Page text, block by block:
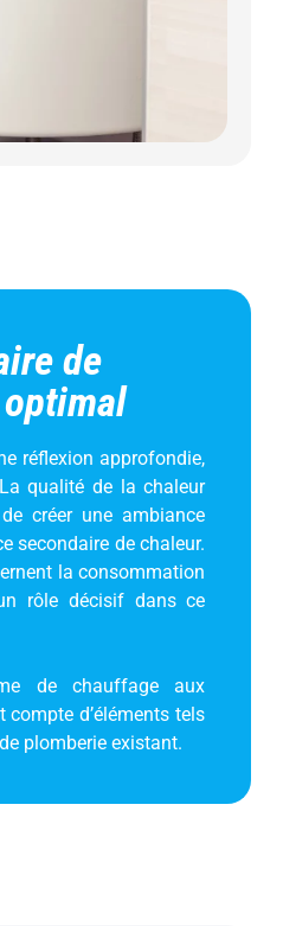
de
réflexion approfondie,
qualité de la chaleur
créer une ambiance
secondaire de chaleur.
la consommation
rôle décisif dans ce
de chauffage aux
d’éléments tels
plomberie existant.